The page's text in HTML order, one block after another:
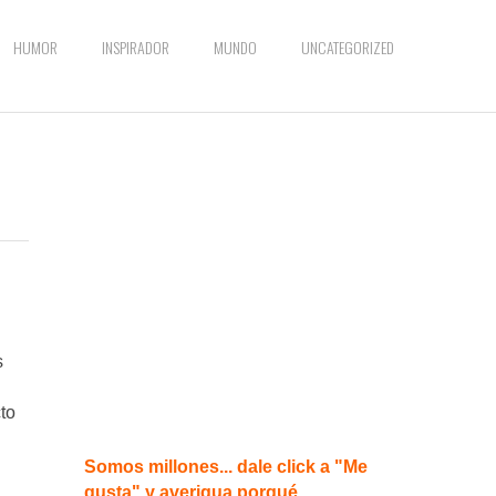
HUMOR INSPIRADOR MUNDO UNCATEGORIZED
Somos millones... dale click a "Me
gusta" y averigua porqué